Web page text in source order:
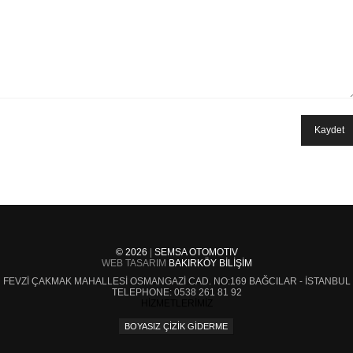
© 2026
SEMSA OTOMOTIV
WEB TASARIM BAKIRKÖY BILIŞIM
FEVZI ÇAKMAK MAHALLESI OSMANGAZI CAD. NO:169 BAĞCILAR - İSTANBUL
TELEPHONE: 0538 261 81 92
BOYASIZ ÇIZIK GIDERME